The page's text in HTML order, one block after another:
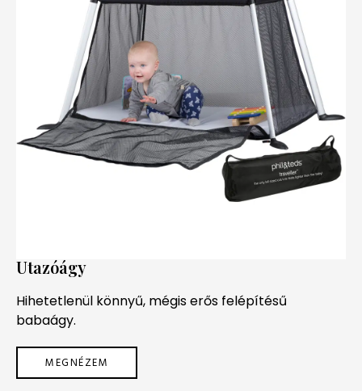
Utazóágy
Hihetetlenül könnyű, mégis erős felépítésű
babaágy.
MEGNÉZEM